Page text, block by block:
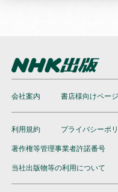
会社案内 書店様向けページ
利用規約 プライバシーポ
著作権等管理事業者許諾番号
当社出版物等の利用について